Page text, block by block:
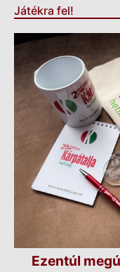
Játékra fel!
Ezentúl